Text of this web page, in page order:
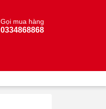
Gọi mua hàng
0334868868